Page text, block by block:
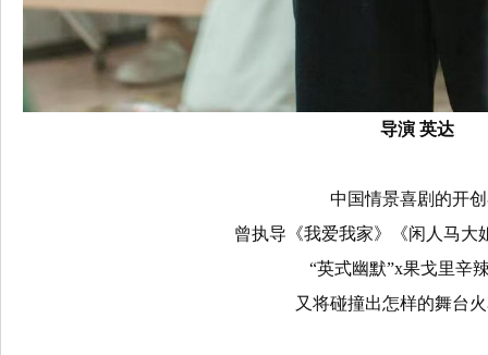
导演 英达
中国情景喜剧的开
曾执导《我爱我家》《闲人马大
“英式幽默”x果戈里辛
又将碰撞出怎样的舞台